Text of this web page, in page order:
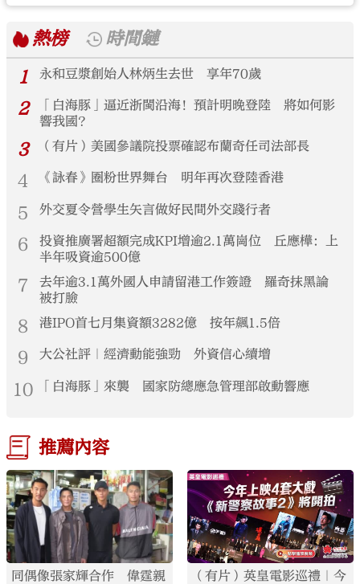
熱榜
時間鏈
1
永和豆漿創始人林炳生去世 享年70歲
2
「白海豚」逼近浙閩沿海！預計明晚登陸 將如何影
響我國？
3 （有片）美國參議院投票確認布蘭奇任司法部長
4 《詠春》圈粉世界舞台 明年再次登陸香港
5 外交夏令營學生矢言做好民間外交踐行者
6
投資推廣署超額完成KPI增逾2.1萬崗位 丘應樺：上
半年吸資逾500億
7
去年逾3.1萬外國人申請留港工作簽證 羅奇抹黑論
被打臉
8 港IPO首七月集資額3282億 按年飆1.5倍
9 大公社評｜經濟動能強勁 外資信心續增
10 「白海豚」來襲 國家防總應急管理部啟動響應
推薦內容
同偶像張家輝合作 偉霆親
（有片）英皇電影巡禮｜今